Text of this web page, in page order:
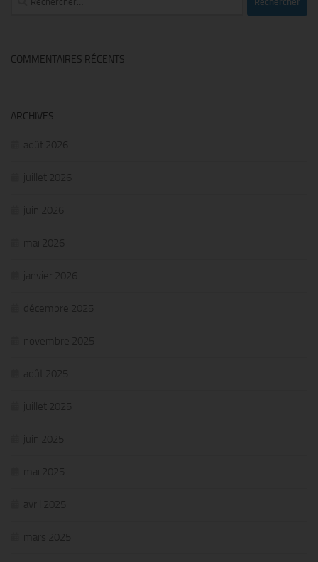
COMMENTAIRES RÉCENTS
ARCHIVES
août 2026
juillet 2026
juin 2026
mai 2026
janvier 2026
décembre 2025
novembre 2025
août 2025
juillet 2025
juin 2025
mai 2025
avril 2025
mars 2025